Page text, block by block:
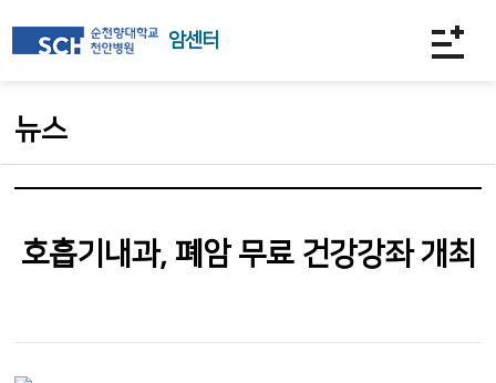
암센터
뉴스
호흡기내과, 폐암 무료 건강강좌 개최